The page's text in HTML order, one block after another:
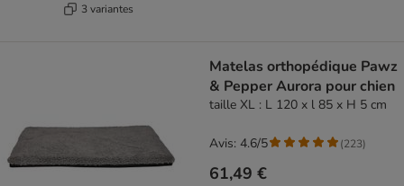
3 variantes
Matelas orthopédique Pawz
& Pepper Aurora pour chien
taille XL : L 120 x l 85 x H 5 cm
61,49 €
Avis: 4.6/5 (223)